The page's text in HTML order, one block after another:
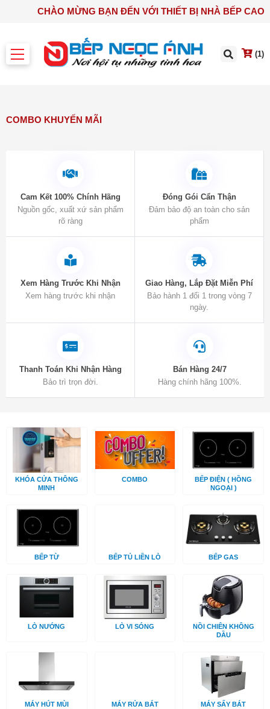
CHÀO MỪNG BẠN ĐẾN VỚI THIẾT BỊ NHÀ
(1)
COMBO KHUYẾN MÃI
Cam Kết 100% Chính Hãng
Nguồn gốc, xuất xứ sản phẩm
rõ ràng
Đóng Gói Cẩn Thận
Đảm bảo độ an toàn cho sản
phẩm
Xem Hàng Trước Khi Nhận
Xem hàng trước khi nhận
Giao Hàng, Lắp Đặt Miễn Phí
Bảo hành 1 đổi 1 trong vòng 7
ngày.
Thanh Toán Khi Nhận Hàng
Bảo trì trọn đời.
Bán Hàng 24/7
Hàng chính hãng 100%.
KHÓA CỬA THÔNG
MINH
COMBO
BẾP ĐIỆN ( HỒNG
NGOẠI )
BẾP TỪ BẾP TỦ LIỀN LÒ BẾP GAS
LÒ NƯỚNG LÒ VI SÓNG
NỒI CHIÊN KHÔNG
DẦU
MÁY HÚT MÙI MÁY RỬA BÁT MÁY SẤY BÁT